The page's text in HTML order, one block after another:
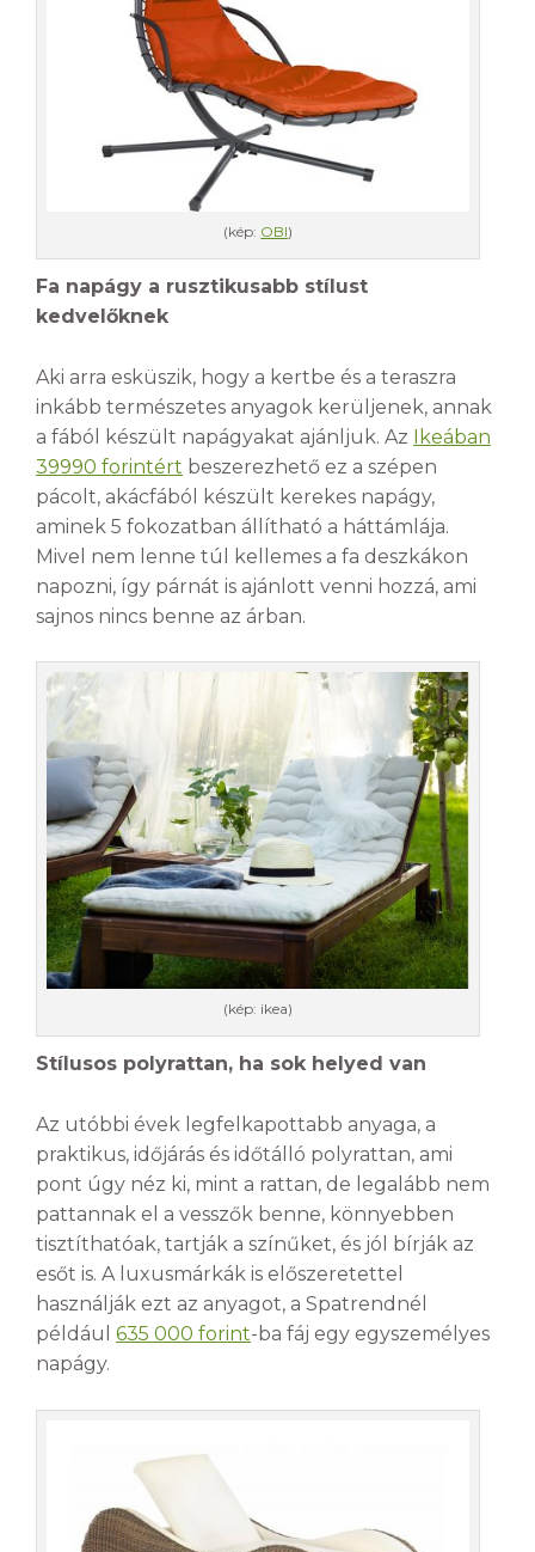
(kép: OBI)
Fa napágy a rusztikusabb stílust
kedvelőknek
Aki arra esküszik, hogy a kertbe és a teraszra
inkább természetes anyagok kerüljenek, annak
a fából készült napágyakat ajánljuk. Az Ikeában
39990 forintért beszerezhető ez a szépen
pácolt, akácfából készült kerekes napágy,
aminek 5 fokozatban állítható a háttámlája.
Mivel nem lenne túl kellemes a fa deszkákon
napozni, így párnát is ajánlott venni hozzá, ami
sajnos nincs benne az árban.
(kép: ikea)
Stílusos polyrattan, ha sok helyed van
Az utóbbi évek legfelkapottabb anyaga, a
praktikus, időjárás és időtálló polyrattan, ami
pont úgy néz ki, mint a rattan, de legalább nem
pattannak el a vesszők benne, könnyebben
tisztíthatóak, tartják a színűket, és jól bírják az
esőt is. A luxusmárkák is előszeretettel
használják ezt az anyagot, a Spatrendnél
például 635 000 forint-ba fáj egy egyszemélyes
napágy.